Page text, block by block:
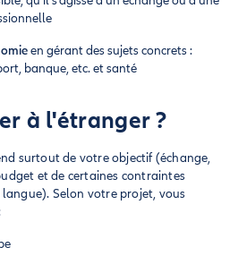
en gérant des sujets concrets :
banque, etc. et santé
à l'étranger ?
surtout de votre objectif (échange,
et de certaines contraintes
Selon votre projet, vous